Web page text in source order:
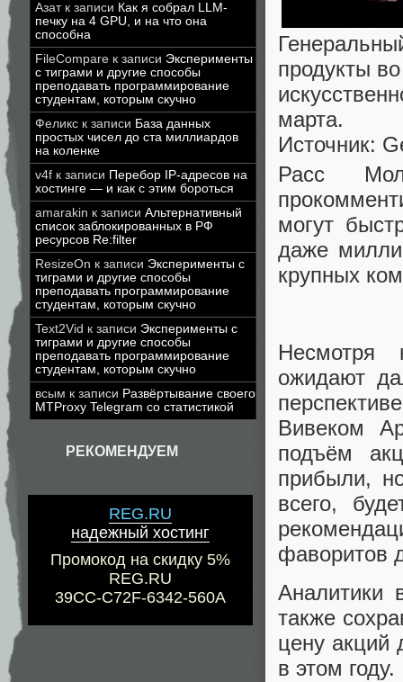
Азатк записи Как я собрал LLM-
печку на 4 GPU, и на что она
способна
FileCompare к записи Эксперименты
с тиграми и другие способы
преподавать программирование
студентам, которым скучно
Феликс к записи База данных
простых чисел до ста миллиардов
на коленке
v4f к записи Перебор IP-адресов на
хостинге — и как с этим бороться
amarakin к записи Альтернативный
список заблокированных в РФ
ресурсов Re:filter
ResizeOn к записи Эксперименты с
тиграми и другие способы
преподавать программирование
студентам, которым скучно
Text2Vid к записи Эксперименты с
тиграми и другие способы
преподавать программирование
студентам, которым скучно
всым к записи Развёртывание своего
MTProxy Telegram со статистикой
РЕКОМЕНДУЕМ
REG.RU
надежный хостинг
Промокод на скидку 5%
REG.RU
39CC-C72F-6342-560A
продукты
марта.
Источник:
Расс
могут
даже
крупных
Несмотря
ожидают
Вивеком
подъём
прибыли,
всего,
фаворитов
Аналитики
также
цену акций
в этом году.